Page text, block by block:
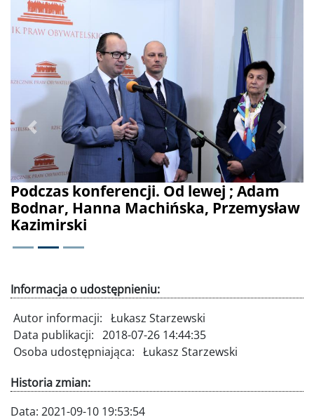
Podczas konferencji. Od lewej ; Adam
Bodnar, Hanna Machińska, Przemysław
Kazimirski
Poprzednie Dalej
Informacja o udostępnieniu:
Autor informacji: Łukasz Starzewski
Data publikacji: 2018-07-26 14:44:35
Osoba udostępniająca: Łukasz Starzewski
Historia zmian:
Data: 2021-09-10 19:53:54